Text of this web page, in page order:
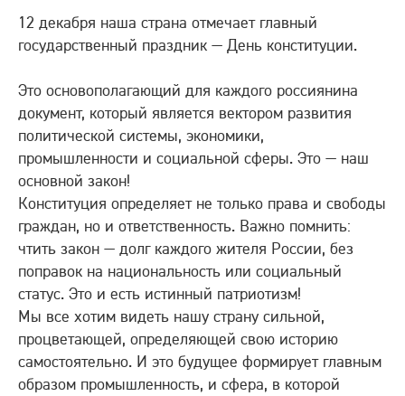
Проверка сертификата
Все сайты
Обратная связь
+7 (495) 988-06-86
12 декабря наша страна отмечает главный
государственный праздник — День конституции.
Это основополагающий для каждого россиянина
документ, который является вектором развития
политической системы, экономики,
промышленности и социальной сферы. Это — наш
основной закон!
Конституция определяет не только права и свободы
граждан, но и ответственность. Важно помнить:
чтить закон — долг каждого жителя России, без
поправок на национальность или социальный
статус. Это и есть истинный патриотизм!
Мы все хотим видеть нашу страну сильной,
процветающей, определяющей свою историю
самостоятельно. И это будущее формирует главным
образом промышленность, и сфера, в которой